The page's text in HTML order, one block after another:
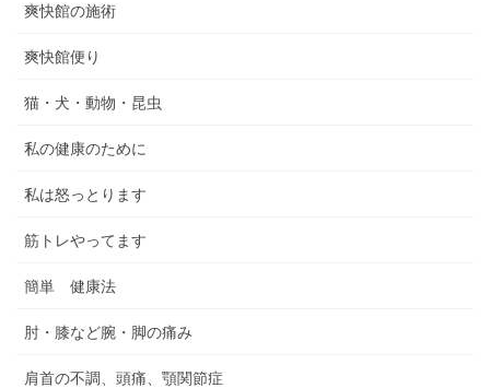
爽快館の施術
爽快館便り
猫・犬・動物・昆虫
私の健康のために
私は怒っとります
筋トレやってます
簡単 健康法
肘・膝など腕・脚の痛み
肩首の不調、頭痛、顎関節症